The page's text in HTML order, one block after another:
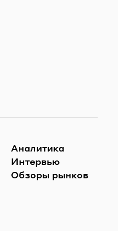
Аналитика
Интервью
Обзоры рынков